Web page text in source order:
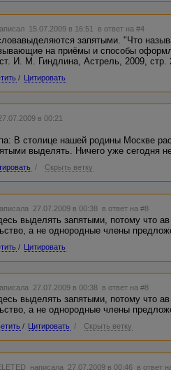
15.07.2009 в 16:51 в ответ на #4
запятыми. "Что
на приёмы и способы
И. М. Гиндлина, Астрель, 2009, стр.
/ Цитировать
в 00:21
В столице нашей родины Москве
выделять. Ничего уже сегодня
/ Скрыть ветку
27.07.2009 в 00:38 в ответ на #8
выделять запятыми, потому что
а не однородные члены
/ Цитировать
27.07.2009 в 00:38 в ответ на #8
выделять запятыми, потому что
а не однородные члены
/ Цитировать / Скрыть ветку
написала 27.07.2009 в 00:46 в ответ